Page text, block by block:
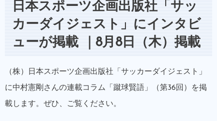
日本スポーツ企画出版社「サッ
カーダイジェスト」にインタビ
ューが掲載 ｜8月8日（木）掲載
（株）日本スポーツ企画出版社「サッカーダイジェスト」
に中村憲剛さんの連載コラム「蹴球賢語」（第36回）を掲
載します。ぜひ、ご覧ください。